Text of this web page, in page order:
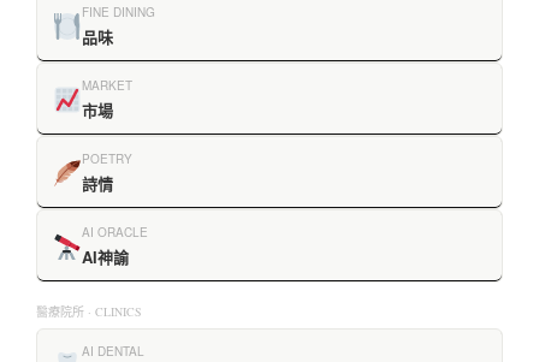
FINE DINING
品味
MARKET
市場
POETRY
詩情
AI ORACLE
AI神諭
醫療院所 · CLINICS
AI DENTAL